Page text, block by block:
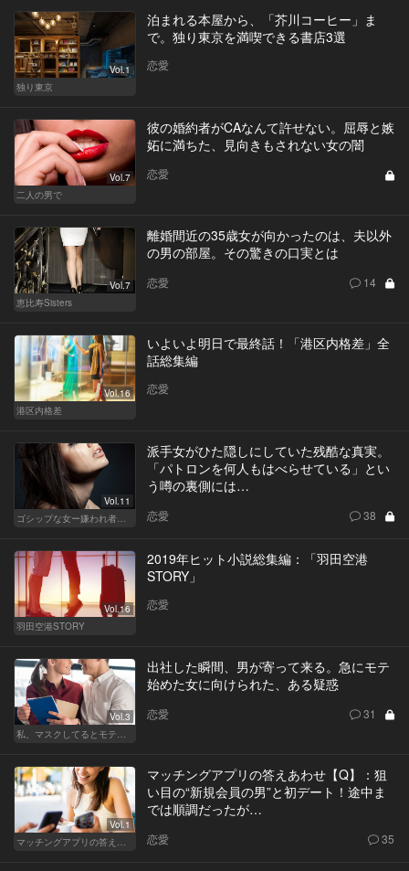
Vol.1
独り東京
泊まれる本屋から、「芥川コーヒー」ま
で。独り東京を満喫できる書店3選
恋愛
Vol.7
二人の男で
彼の婚約者がCAなんて許せない。屈辱と嫉
妬に満ちた、見向きもされない女の闇
恋愛
Vol.7
恵比寿Sisters
離婚間近の35歳女が向かったのは、夫以外
の男の部屋。その驚きの口実とは
恋愛 14
Vol.16
港区内格差
いよいよ明日で最終話！「港区内格差」全
話総集編
恋愛
Vol.11
派手女がひた隠しにしていた残酷な真実。
「パトロンを何人もはべらせている」とい
う噂の裏側には…
恋愛 38
Vol.16
羽田空港STORY
2019年ヒット小説総集編：「羽田空港
STORY」
恋愛
Vol.3
出社した瞬間、男が寄って来る。急にモテ
始めた女に向けられた、ある疑惑
恋愛 31
Vol.1
マッチングアプリの答えあわせ【Q】：狙
い目の“新規会員の男”と初デート！途中ま
では順調だったが…
恋愛 35